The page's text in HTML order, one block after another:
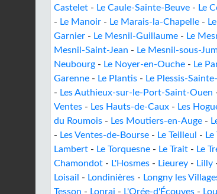
Castelet - Le Caule-Sainte-Beuve - Le
- Le Manoir - Le Marais-la-Chapelle -
Garnier - Le Mesnil-Guillaume - Le
Mesnil-Saint-Jean - Le Mesnil-sous-
Neubourg - Le Noyer-en-Ouche - Le
Garenne - Le Plantis - Le Plessis-
- Les Authieux-sur-le-Port-Saint-Ouen
Ventes - Les Hauts-de-Caux - Les
du Roumois - Les Moutiers-en-Auge -
- Les Ventes-de-Bourse - Le Teilleul -
Lambert - Le Torquesne - Le Trait - Le
Chamondot - L'Hosmes - Lieurey - Lilly
Loisail
- Londinières - Longny les
Tesson - Lonrai - L'Orée-d'Écouves -